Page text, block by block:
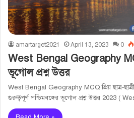
amartarget2021 April 13, 2023 0
West Bengal Geography
ভূগোল প্রশ্ন উত্তর
West Bengal Geography MCQ প্রিয় ছাত্র-
গুরুত্বপূর্ণ পশ্চিমবঙ্গের ভূগোল প্রশ্ন উত্তর 2023